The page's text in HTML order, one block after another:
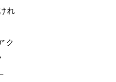
れ
ク